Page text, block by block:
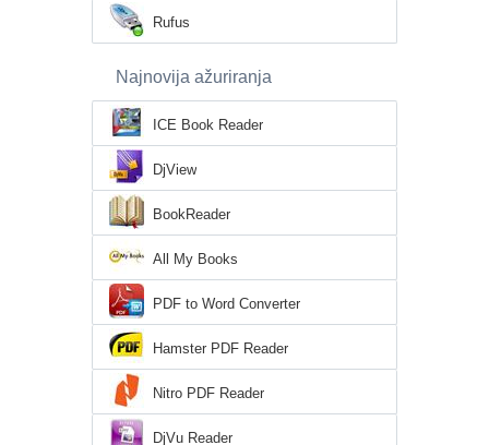
Rufus
Najnovija ažuriranja
ICE Book Reader
DjView
BookReader
All My Books
PDF to Word Converter
Hamster PDF Reader
Nitro PDF Reader
DjVu Reader